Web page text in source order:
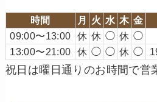
時間 月 火 水 木 金
09:00〜13:00
休 休 ◯ 休 ◯
13:00〜21:00
休 ◯ ◯ 休 ◯
祝日は曜日通りのお時間で営